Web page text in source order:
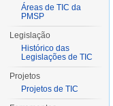
Áreas de TIC da
PMSP
Legislação
Histórico das
Legislações de TIC
Projetos
Projetos de TIC